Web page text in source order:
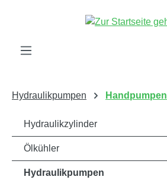
Hydraulikpumpen Handpumpen
Hydraulikzylinder
Ölkühler
Hydraulikpumpen